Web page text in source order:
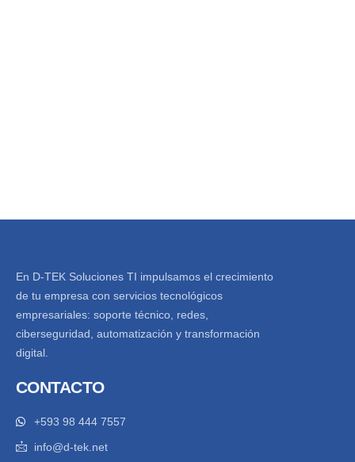
En D-TEK Soluciones TI impulsamos el crecimiento
de tu empresa con servicios tecnológicos
empresariales: soporte técnico, redes,
ciberseguridad, automatización y transformación
digital.
CONTACTO
+593 98 444 7557
info@d-tek.net